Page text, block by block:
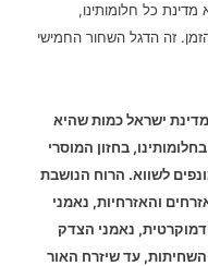
כל חלומותינו,
זה הדגל השחור החמישי
ישראל כמות שהיא
בחזון המוסרי
לשווא. הרוח הנושבת
והאזרחיות, נאמני
נאמני הצדק
השחיתות, עד שיזרח האור